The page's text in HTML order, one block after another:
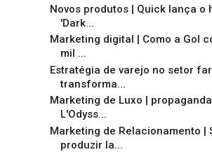
Novos produtos | Quick lança o
'Dark...
Marketing digital | Como a Gol
mil ...
Estratégia de varejo no setor
transforma...
Marketing de Luxo |
L'Odyss...
Marketing de Relacionamento |
produzir la...